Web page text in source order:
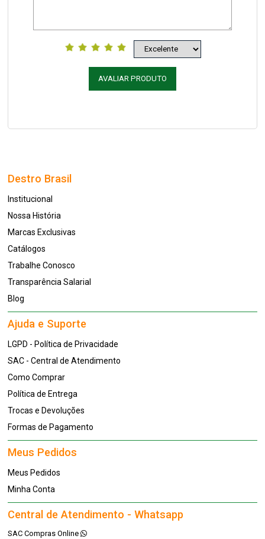
AVALIAR PRODUTO
Destro Brasil
Institucional
Nossa História
Marcas Exclusivas
Catálogos
Trabalhe Conosco
Transparência Salarial
Blog
Ajuda e Suporte
LGPD - Política de Privacidade
SAC - Central de Atendimento
Como Comprar
Política de Entrega
Trocas e Devoluções
Formas de Pagamento
Meus Pedidos
Meus Pedidos
Minha Conta
Central de Atendimento - Whatsapp
SAC Compras Online